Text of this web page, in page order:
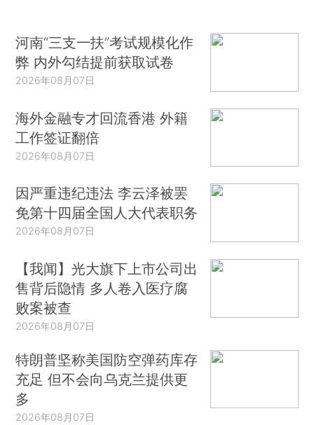
河南“三支一扶”考试规模化作
弊 内外勾结提前获取试卷
2026年08月07日
海外金融专才回流香港 外籍
工作签证翻倍
2026年08月07日
因严重违纪违法 李云泽被罢
免第十四届全国人大代表职务
2026年08月07日
【我闻】光大旗下上市公司出
售背后隐情 多人卷入医疗腐
败案被查
2026年08月07日
特朗普坚称美国防空弹药库存
充足 但不会向乌克兰提供更
多
2026年08月07日